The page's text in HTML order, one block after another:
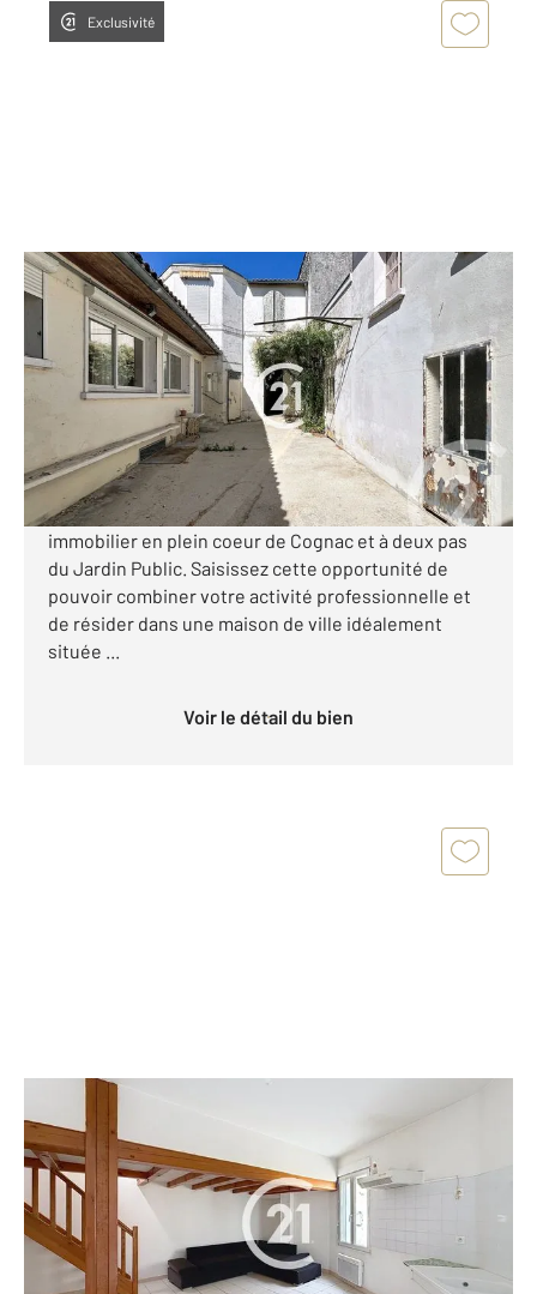
Exclusivité
COGNAC 16
134 m2, 10 pièces
Ref : 3042
Maison à vendre
143 900 €
Visiter le site dédié
Votre agence Century 21 vous propose cet ensemble
immobilier en plein coeur de Cognac et à deux pas
du Jardin Public. Saisissez cette opportunité de
pouvoir combiner votre activité professionnelle et
de résider dans une maison de ville idéalement
située ...
Voir le détail du bien
48 m
, 2 pièces
Ref : 2995
Maison à vendre
73 000 €